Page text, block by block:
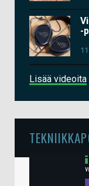
-
Lisää videoita